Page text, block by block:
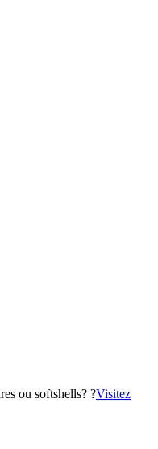
ou softshells? ?Visitez